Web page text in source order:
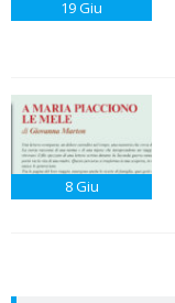
19Giu
8Giu